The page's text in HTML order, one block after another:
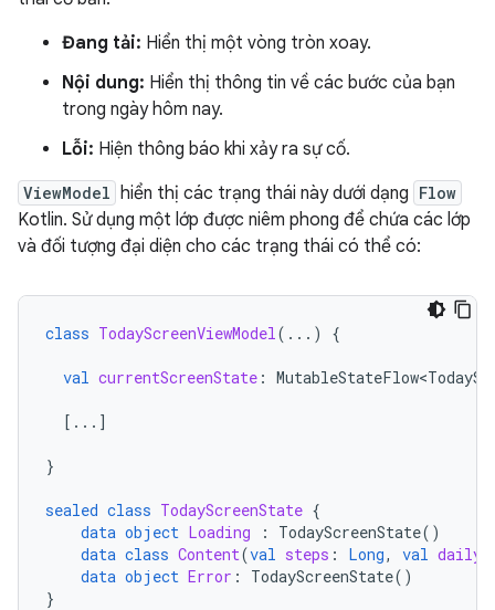
Đang tải: Hiển thị một vòng tròn xoay.
Nội dung: Hiển thị thông tin về các bước của bạn
trong ngày hôm nay.
Lỗi: Hiện thông báo khi xảy ra sự cố.
ViewModel hiển thị các trạng thái này dưới dạng Flow
Kotlin. Sử dụng một lớp được niêm phong để chứa các lớp
và đối tượng đại diện cho các trạng thái có thể có:
class TodayScreenViewModel(...) {
val currentScreenState :
[ ... ]
}
sealed class TodayScreenState {
data object Loading : TodayScreenState()
data class Content(val steps : Long, val
data object Error : TodayScreenState()
}